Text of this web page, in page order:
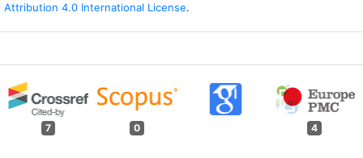
Attribution 4.0 International License.
7 0 4